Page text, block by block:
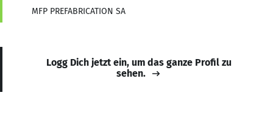
MFP PREFABRICATION SA
Logg Dich jetzt ein, um das ganze Profil zu
sehen.